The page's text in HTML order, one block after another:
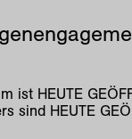
ist HEUTE
sind HEUTE